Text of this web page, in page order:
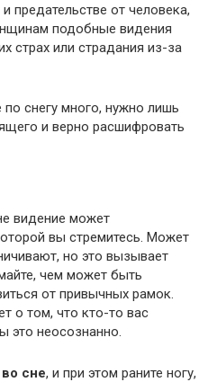
предательстве от человека,
подобные видения
страх или страдания из-за
по снегу много, нужно лишь
и верно расшифровать
видение может
вы стремитесь. Может
но это вызывает
чем может быть
от привычных рамок.
о том, что кто-то вас
это неосознанно.
сне, и при этом раните ногу,